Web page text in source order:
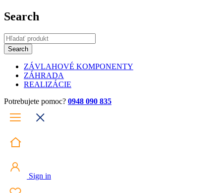
Search
ZÁVLAHOVÉ KOMPONENTY
ZÁHRADA
REALIZÁCIE
Potrebujete pomoc? 0948 090 835
Sign in